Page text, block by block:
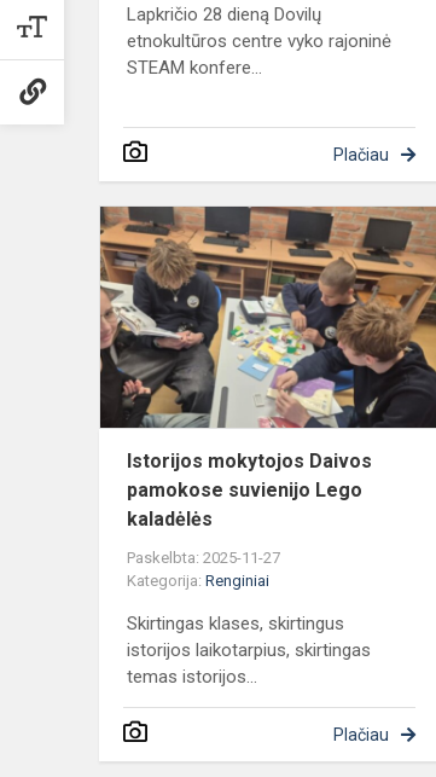
Lapkričio 28 dieną Dovilų
etnokultūros centre vyko rajoninė
STEAM konfere...
Plačiau
Istorijos mokytojos Daivos
pamokose suvienijo Lego
kaladėlės
Paskelbta: 2025-11-27
Kategorija: Renginiai
Skirtingas klases, skirtingus
istorijos laikotarpius, skirtingas
temas istorijos...
Plačiau